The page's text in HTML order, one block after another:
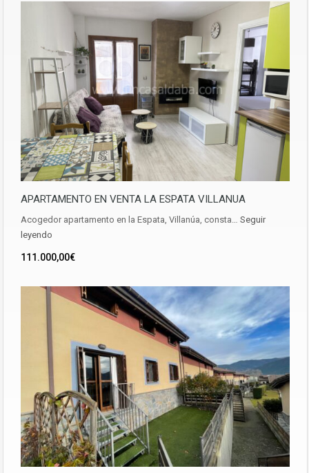
APARTAMENTO EN VENTA LA ESPATA VILLANUA
Acogedor apartamento en la Espata, Villanúa, consta… Seguir
leyendo
111.000,00€